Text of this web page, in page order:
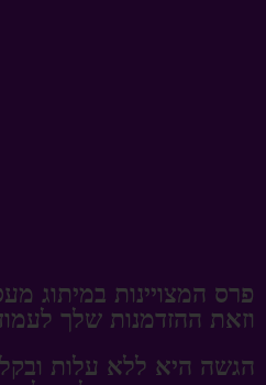
פרס המצויינות במיתוג מעסיק 2025
וזאת ההזדמנות שלך
הגשה היא ללא עלות